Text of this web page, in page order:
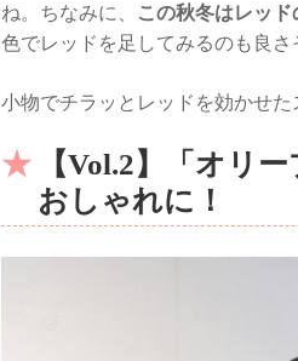
ね。ちなみに、
この秋冬はレッ
色でレッドを足してみるのも良さ
小物でチラッとレッドを効かせ
【Vol.2】「オリ
おしゃれに！